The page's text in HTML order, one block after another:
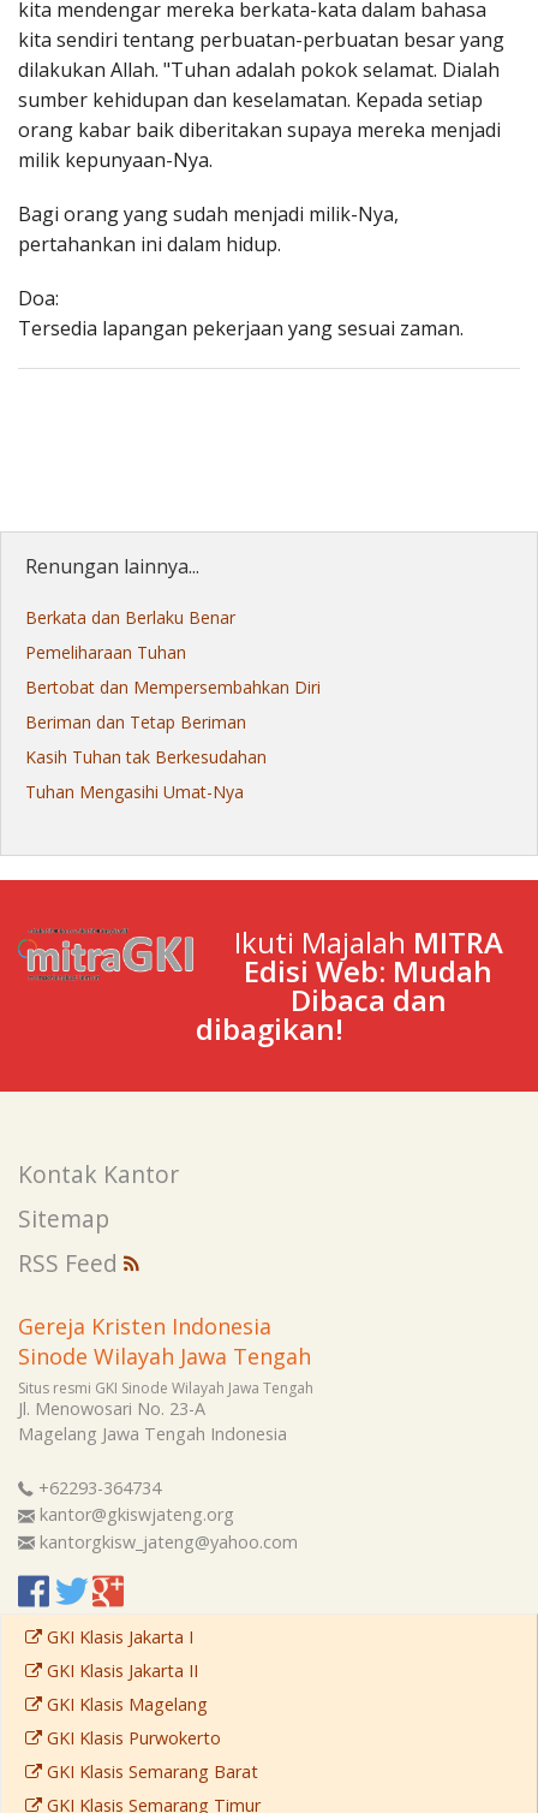
kita mendengar mereka berkata-kata dalam bahasa
kita sendiri tentang perbuatan-perbuatan besar yang
dilakukan Allah. "Tuhan adalah pokok selamat. Dialah
sumber kehidupan dan keselamatan. Kepada setiap
orang kabar baik diberitakan supaya mereka menjadi
milik kepunyaan-Nya.
Bagi orang yang sudah menjadi milik-Nya,
pertahankan ini dalam hidup.
Doa:
Tersedia lapangan pekerjaan yang sesuai zaman.
Renungan lainnya...
Berkata dan Berlaku Benar
Pemeliharaan Tuhan
Bertobat dan Mempersembahkan Diri
Beriman dan Tetap Beriman
Kasih Tuhan tak Berkesudahan
Tuhan Mengasihi Umat-Nya
Ikuti Majalah MITRA
Edisi Web: Mudah
Dibaca dan
dibagikan!
Kontak Kantor
Sitemap
RSS Feed
Gereja Kristen Indonesia
Sinode Wilayah Jawa Tengah
Situs resmi GKI Sinode Wilayah Jawa Tengah
Jl. Menowosari No. 23-A
Magelang Jawa Tengah Indonesia
+62293-364734
kantor@gkiswjateng.org
kantorgkisw_jateng@yahoo.com
GKI Klasis Jakarta I
GKI Klasis Jakarta II
GKI Klasis Magelang
GKI Klasis Purwokerto
GKI Klasis Semarang Barat
GKI Klasis Semarang Timur